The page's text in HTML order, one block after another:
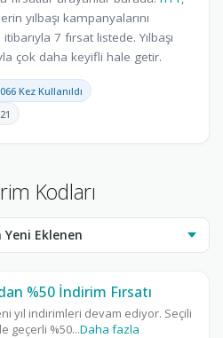
yılbaşı kampanyalarını
7 fırsat listede. Yılbaşı
çok daha keyifli hale getir.
Kez Kullanıldı
Kodları
%50 İndirim Fırsatı
yıl indirimleri devam ediyor. Seçili
geçerli %50...Daha fazla